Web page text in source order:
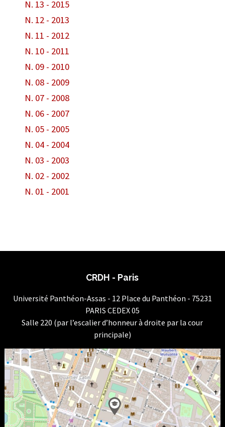
N. 13 - 2015
N. 12 - 2013
N. 11 - 2012
N. 10 - 2011
N. 09 - 2010
N. 08 - 2009
N. 07 - 2008
N. 06 - 2007
N. 05 - 2005
N. 04 - 2004
N. 03 - 2003
N. 02 - 2002
N. 01 - 2001
CRDH - Paris
Université Panthéon-Assas - 12 Place du Panthéon - 75231
PARIS CEDEX 05
Salle 220 (par l’escalier d’honneur à droite par la cour
principale)